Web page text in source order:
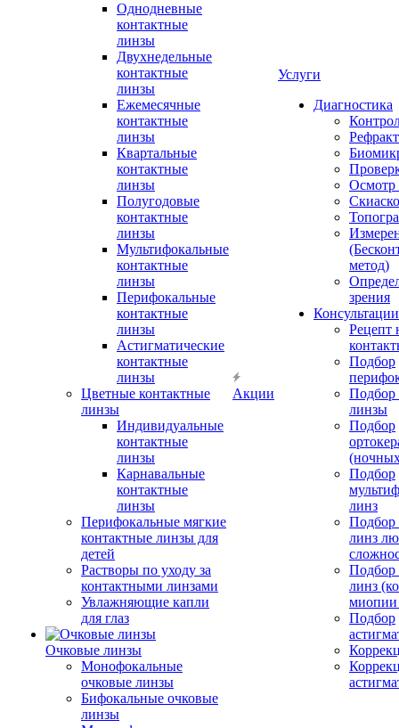
Однодневные
контактные
линзы
Двухнедельные
контактные
линзы
Ежемесячные
контактные
линзы
Квартальные
контактные
линзы
Полугодовые
контактные
линзы
Мультифокальные
контактные
линзы
Перифокальные
контактные
линзы
Астигматические
контактные
линзы
Цветные контактные
линзы
Индивидуальные
контактные
линзы
Карнавальные
контактные
линзы
Перифокальные мягкие
контактные линзы для
детей
Растворы по уходу за
контактными линзами
Увлажняющие капли
для глаз
Очковые линзы
Монофокальные
очковые линзы
Бифокальные очковые
линзы
Акции
Услуги
Диагностика
Осмотр
метод)
зрения
Рецепт
Подбор
Подбор
линзы
Подбор
Подбор
линз
Подбор
линз
Подбор
линз
миопии
Подбор